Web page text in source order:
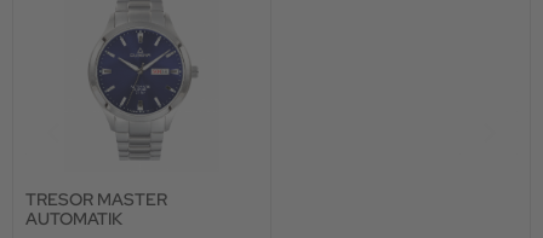
TRESOR MASTER
AUTOMATIK